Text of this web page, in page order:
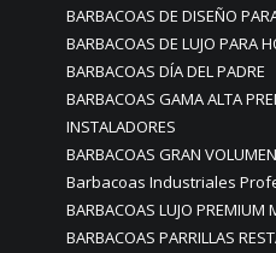
BARBACOAS DE DISEÑO
BARBACOAS DE LUJO PARA
BARBACOAS DÍA DEL PADRE
BARBACOAS GAMA ALTA
INSTALADORES
BARBACOAS GRAN
Barbacoas Industriales
BARBACOAS LUJO PREMIUM
BARBACOAS PARRILLAS